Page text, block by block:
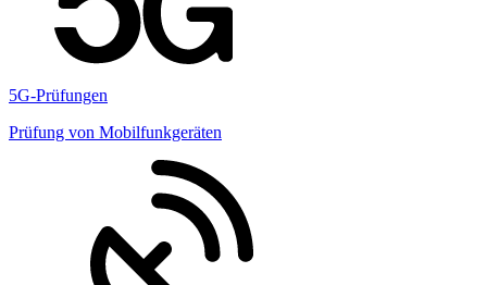
5G-Prüfungen
Prüfung von Mobilfunkgeräten